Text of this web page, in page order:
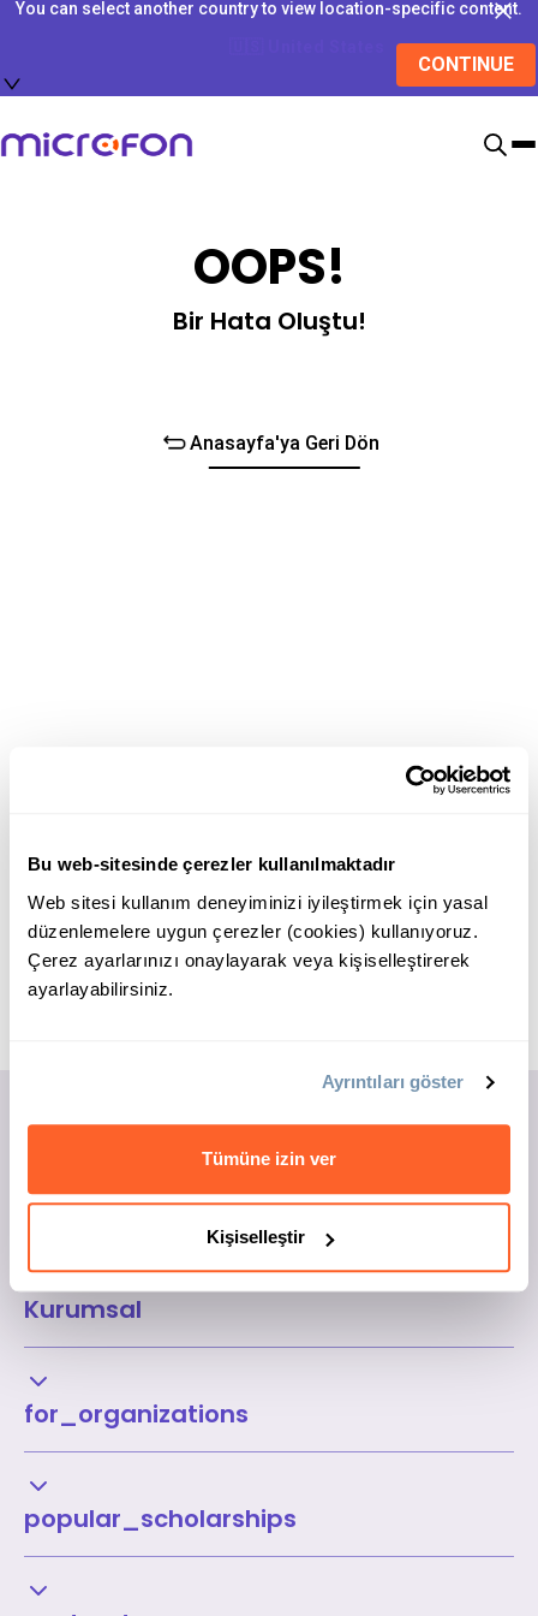
Bu web-sitesinde çerezler kullanılmaktadır
Web sitesi kullanım deneyiminizi iyileştirmek için yasal
düzenlemelere uygun çerezler (cookies) kullanıyoruz.
Çerez ayarlarınızı onaylayarak veya kişiselleştirerek
ayarlayabilirsiniz.
Ayrıntıları göster
Tümüne izin ver
Kişiselleştir
You can select another country to view location-specific content.
CONTINUE
OOPS!
Bir Hata Oluştu!
Anasayfa'ya Geri Dön
Kurumsal
for_organizations
popular_scholarships